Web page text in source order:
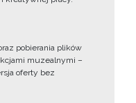
pobierania plików
muzealnymi –
oferty bez